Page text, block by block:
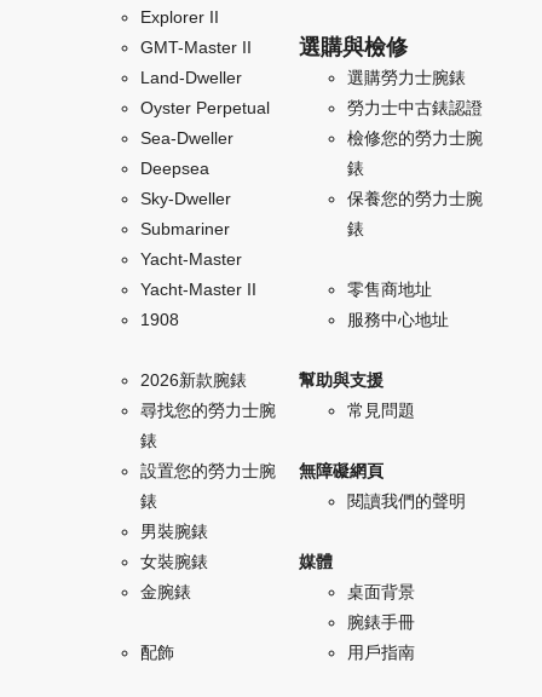
Explorer II
GMT-Master II
Land-Dweller
Oyster Perpetual
Sea-Dweller
Deepsea
Sky-Dweller
Submariner
Yacht-Master
Yacht-Master II
1908
2026新款腕錶
尋找您的勞力士腕
錶
設置您的勞力士腕
錶
男裝腕錶
女裝腕錶
金腕錶
配飾
選購與檢修
選購勞力士腕錶
勞力士中古錶認證
檢修您的勞力士腕
錶
保養您的勞力士腕
錶
零售商地址
服務中心地址
幫助與支援
常見問題
無障礙網頁
閱讀我們的聲明
媒體
桌面背景
腕錶手冊
用戶指南